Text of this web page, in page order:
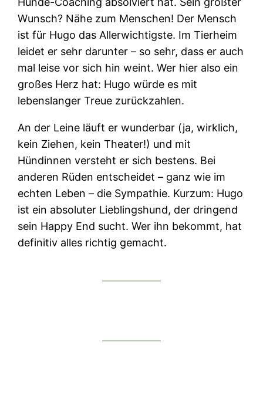
Wunsch? Nähe zum Menschen! Der Mensch
ist für Hugo das Allerwichtigste. Im Tierheim
leidet er sehr darunter – so sehr, dass er auch
mal leise vor sich hin weint. Wer hier also ein
großes Herz hat: Hugo würde es mit
lebenslanger Treue zurückzahlen.
An der Leine läuft er wunderbar (ja, wirklich,
kein Ziehen, kein Theater!) und mit
Hündinnen versteht er sich bestens. Bei
anderen Rüden entscheidet – ganz wie im
echten Leben – die Sympathie. Kurzum: Hugo
ist ein absoluter Lieblingshund, der dringend
sein Happy End sucht. Wer ihn bekommt, hat
definitiv alles richtig gemacht.